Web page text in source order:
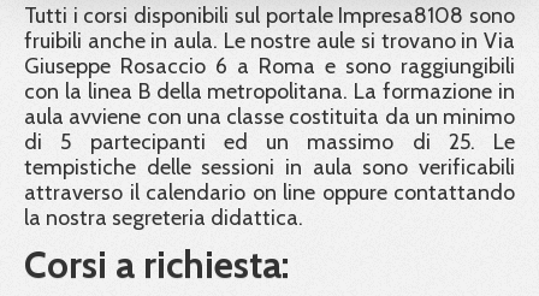
Tutti i corsi disponibili sul portale Impresa8108 sono
fruibili anche in aula. Le nostre aule si trovano in Via
Giuseppe Rosaccio 6 a Roma e sono raggiungibili
con la linea B della metropolitana. La formazione in
aula avviene con una classe costituita da un minimo
di 5 partecipanti ed un massimo di 25. Le
tempistiche delle sessioni in aula sono verificabili
attraverso il calendario on line oppure contattando
la nostra segreteria didattica.
Corsi a richiesta: